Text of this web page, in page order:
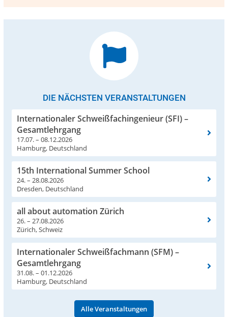
DIE NÄCHSTEN VERANSTALTUNGEN
Internationaler Schweißfachingenieur (SFI) –
Gesamtlehrgang
17.07. – 08.12.2026
Hamburg, Deutschland
15th International Summer School
24. – 28.08.2026
Dresden, Deutschland
all about automation Zürich
26. – 27.08.2026
Zürich, Schweiz
Internationaler Schweißfachmann (SFM) –
Gesamtlehrgang
31.08. – 01.12.2026
Hamburg, Deutschland
Alle Veranstaltungen